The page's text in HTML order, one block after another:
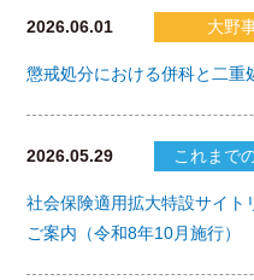
2026.06.01 大野
懲戒処分における併科と二重
2026.05.29 これまで
社会保険適用拡大特設サイト
ご案内（令和8年10月施行）